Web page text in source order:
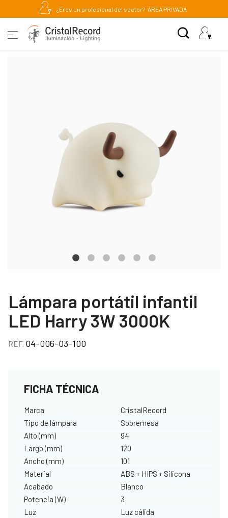
¿Eres un profesional del sector? ÁREA PRIVADA
Lámpara portátil infantil
LED Harry 3W 3000K
REF. 04-006-03-100
FICHA TÉCNICA
Marca
CristalRecord
Tipo de lámpara
Sobremesa
Alto (mm)
94
Largo (mm)
120
Ancho (mm)
101
Material
ABS + HIPS + Silicona
Acabado
Blanco
Potencia (W)
3
Luz
Luz cálida